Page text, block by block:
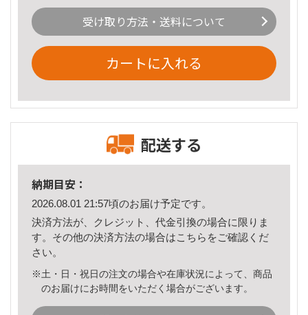
受け取り方法・送料について
カートに入れる
配送する
納期目安：
2026.08.01 21:57頃のお届け予定です。
決済方法が、クレジット、代金引換の場合に限りま
す。その他の決済方法の場合はこちら をご確認くだ
さい。
※土・日・祝日の注文の場合や在庫状況によって、商品
のお届けにお時間をいただく場合がございます。